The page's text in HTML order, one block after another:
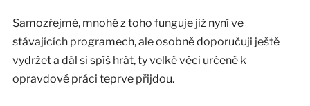
Samozřejmě, mnohé z toho funguje již nyní ve
stávajících programech, ale osobně doporučuji ještě
vydržet a dál si spíš hrát, ty velké věci určené k
opravdové práci teprve přijdou.